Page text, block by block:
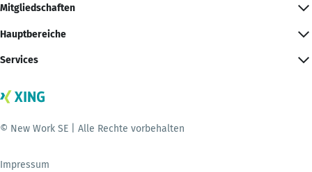
Mitgliedschaften
Hauptbereiche
Services
© New Work SE | Alle Rechte vorbehalten
Impressum